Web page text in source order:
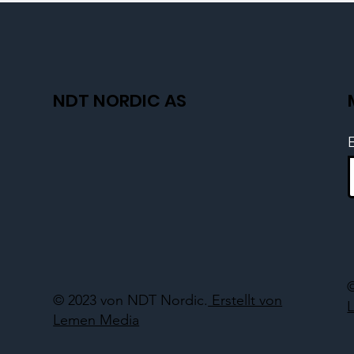
NDT NORDIC AS
© 2023 von NDT Nordic. Erstellt von
Lemen Media